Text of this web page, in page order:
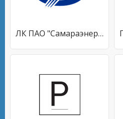
ЛК ПАО "Самараэнерго"